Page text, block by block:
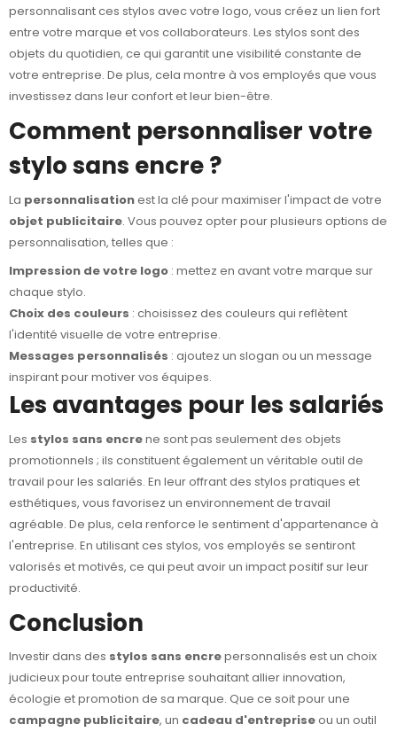
personnalisant ces stylos avec votre logo, vous créez un lien fort
entre votre marque et vos collaborateurs. Les stylos sont des
objets du quotidien, ce qui garantit une visibilité constante de
votre entreprise. De plus, cela montre à vos employés que vous
investissez dans leur confort et leur bien-être.
Comment personnaliser votre
stylo sans encre ?
La personnalisationest la clé pour maximiser l'impact de votre
objet publicitaire. Vous pouvez opter pour plusieurs options de
personnalisation, telles que :
Impression de votre logo : mettez en avant votre marque sur
chaque stylo.
Choix des couleurs : choisissez des couleurs qui reflètent
l'identité visuelle de votre entreprise.
Messages personnalisés : ajoutez un slogan ou un message
inspirant pour motiver vos équipes.
Les avantages pour les salariés
Les stylos sans encrene sont pas seulement des objets
promotionnels ; ils constituent également un véritable outil de
travail pour les salariés. En leur offrant des stylos pratiques et
esthétiques, vous favorisez un environnement de travail
agréable. De plus, cela renforce le sentiment d'appartenance à
l'entreprise. En utilisant ces stylos, vos employés se sentiront
valorisés et motivés, ce qui peut avoir un impact positif sur leur
productivité.
Conclusion
Investir dans des stylos sans encrepersonnalisés est un choix
judicieux pour toute entreprise souhaitant allier innovation,
écologie et promotion de sa marque. Que ce soit pour une
campagne publicitaire, un cadeau d'entrepriseou un outil